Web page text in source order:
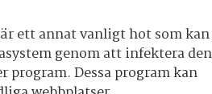
ett annat vanligt hot som kan
genom att infektera den
program. Dessa program kan